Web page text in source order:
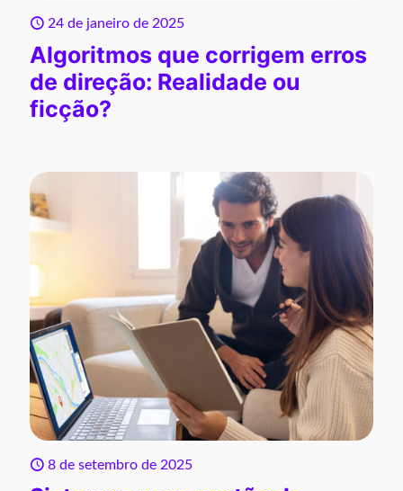
24 de janeiro de 2025
Algoritmos que corrigem erros
de direção: Realidade ou
ficção?
8 de setembro de 2025